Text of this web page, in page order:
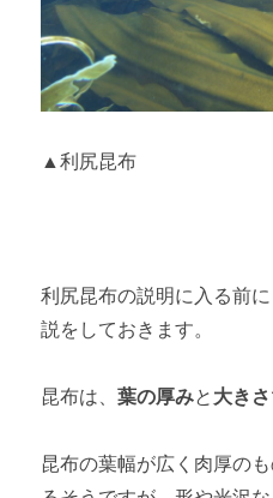
▲利尻昆布
利尻昆布の説明に入る前
説をしておきます。
昆布は、葉の厚みと 大きさ
昆布の葉幅が広く肉厚の